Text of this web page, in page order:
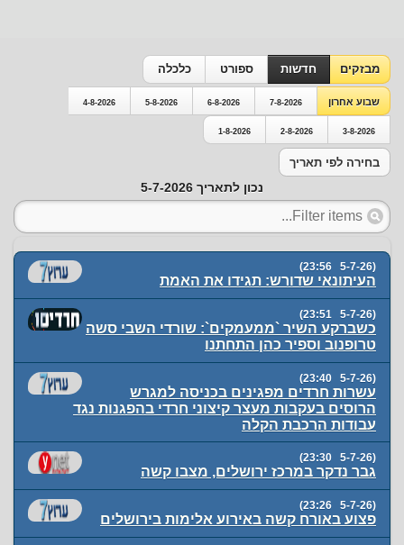
מבזקים חדשות ספורט כלכלה
שבוע אחרון 7-8-2026
6-8-2026
5-8-2026
4-8-2026
3-8-2026
2-8-2026
1-8-2026
בחירה לפי תאריך
נכון לתאריך 5-7-2026
(5-7-26 23:56)
העיתונאי שדורש: תגידו את האמת
(5-7-26 23:51)
כשברקע השיר `ממעמקים`: שורדי השבי סשה
טרופנוב וספיר כהן התחתנו
(5-7-26 23:40)
עשרות חרדים מפגינים בכניסה למגרש
הרוסים בעקבות מעצר קיצוני חרדי בהפגנות נגד
עבודות הרכבת הקלה
(5-7-26 23:30)
גבר נדקר במרכז ירושלים, מצבו קשה
(5-7-26 23:26)
פצוע באורח קשה באירוע אלימות בירושלים